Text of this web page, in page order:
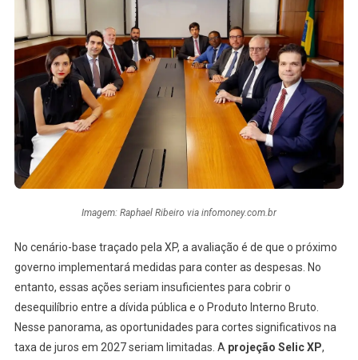
Imagem: Raphael Ribeiro via infomoney.com.br
No cenário-base traçado pela XP, a avaliação é de que o próximo
governo implementará medidas para conter as despesas. No
entanto, essas ações seriam insuficientes para cobrir o
desequilíbrio entre a dívida pública e o Produto Interno Bruto.
Nesse panorama, as oportunidades para cortes significativos na
taxa de juros em 2027 seriam limitadas. A projeção Selic XP,